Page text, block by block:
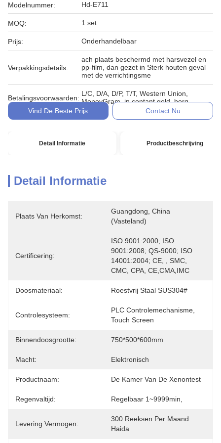
Modelnummer: Hd-E711
MOQ: 1 set
Prijs: Onderhandelbaar
Verpakkingsdetails:
ach plaats beschermd met harsvezel en
pp-film, dan gezet in Sterk houten geval
met de verrichtingsme
Betalingsvoorwaarden:
L/C, D/A, D/P, T/T, Western Union,
MoneyGram, in contant geld, borg
Vind De Beste Prijs
Contact Nu
Detail Informatie Productbeschrijving
Detail Informatie
Plaats Van Herkomst:
Guangdong, China
(vasteland)
Certificering:
ISO 9001:2000; ISO
9001:2008; QS-9000; ISO
14001:2004; CE, , SMC,
CMC, CPA, CE,CMA,IMC
Doosmateriaal: Roestvrij Staal SUS304#
Controlesysteem:
PLC Controlemechanisme,
Touch Screen
Binnendoosgrootte: 750*500*600mm
Macht: Elektronisch
Productnaam: De Kamer Van De Xenontest
Regenvaltijd: Regelbaar 1~9999min,
Levering Vermogen:
300 Reeksen Per Maand
Haida